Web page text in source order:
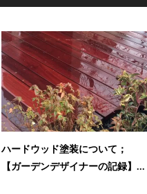
ハードウッド塗装について；
【ガーデンデザイナーの記録】...